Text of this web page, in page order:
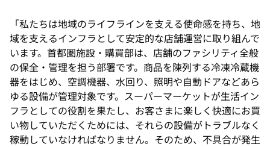
「私たちは地域のライフラインを支える使命感を持ち、地
域を支えるインフラとして安定的な店舗運営に取り組んで
います。首都圏施設・購買部は、店舗のファシリティ全般
の保全・管理を担う部署です。商品を陳列する冷凍冷蔵機
器をはじめ、空調機器、水回り、照明や自動ドアなどあら
ゆる設備が管理対象です。スーパーマーケットが生活イン
フラとしての役割を果たし、お客さまに楽しく快適にお買
い物していただくためには、それらの設備がトラブルなく
稼動していなければなりません。そのため、不具合が発生